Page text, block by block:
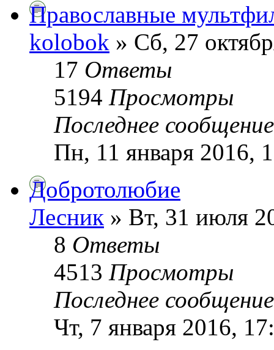
Православные
kolobok » Сб, 27
17 Ответы
5194 Просмотры
Последнее
Пн, 11 января 2016,
Добротолюбие
Лесник » Вт, 31 июля
8 Ответы
4513 Просмотры
Последнее
Чт, 7 января 2016,